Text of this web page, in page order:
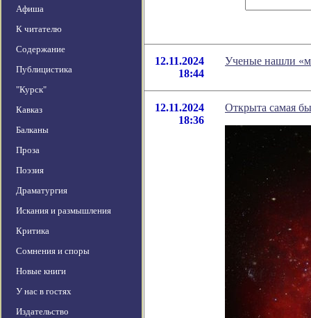
Афиша
К читателю
Содержание
Публицистика
"Курск"
Кавказ
Балканы
Проза
Поэзия
Драматургия
Искания и размышления
Критика
Сомнения и споры
Новые книги
У нас в гостях
Издательство
12.11.2024
18:44
Ученые нашли
12.11.2024
18:36
Открыта самая